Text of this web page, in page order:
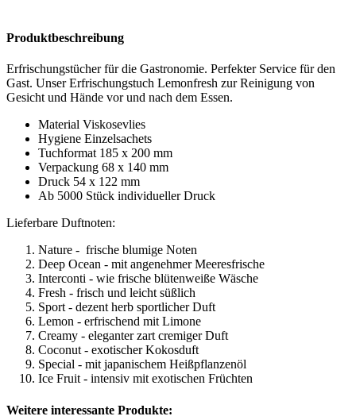
Produktbeschreibung
Erfrischungstücher für die Gastronomie. Perfekter Service für den
Gast. Unser Erfrischungstuch Lemonfresh zur Reinigung von
Gesicht und Hände vor und nach dem Essen.
Material Viskosevlies
Hygiene Einzelsachets
Tuchformat 185 x 200 mm
Verpackung 68 x 140 mm
Druck 54 x 122 mm
Ab 5000 Stück individueller Druck
Lieferbare Duftnoten:
Nature - frische blumige Noten
Deep Ocean - mit angenehmer Meeresfrische
Interconti - wie frische blütenweiße Wäsche
Fresh - frisch und leicht süßlich
Sport - dezent herb sportlicher Duft
Lemon - erfrischend mit Limone
Creamy - eleganter zart cremiger Duft
Coconut - exotischer Kokosduft
Special - mit japanischem Heißpflanzenöl
Ice Fruit - intensiv mit exotischen Früchten
Weitere interessante Produkte: